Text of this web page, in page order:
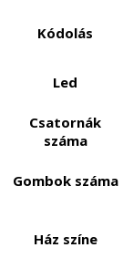
Kódolás
Led
Csatornák
száma
Gombok száma
Ház színe